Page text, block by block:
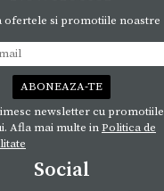
ofertele si promotiile noastre
newsletter cu promotiile
Afla mai multe inPolitica de
Social